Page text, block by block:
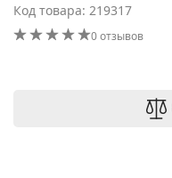
Код товара: 219317
0 отзывов